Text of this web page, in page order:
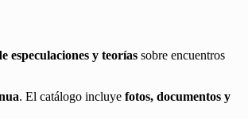
especulaciones y teorías sobre encuentros
. El catálogo incluye fotos, documentos y